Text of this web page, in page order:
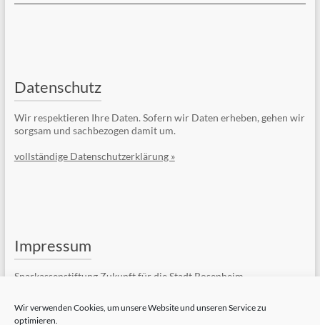
Wir verwenden Cookies, um unsere Website und unseren Service zu
optimieren.
Datenschutz
Wir respektieren Ihre Daten. Sofern wir Daten erheben, gehen wir
sorgsam und sachbezogen damit um.
vollständige Datenschutzerklärung »
Impressum
Sparkassenstiftung Zukunft für die Stadt Rosenheim
83022 Rosenheim